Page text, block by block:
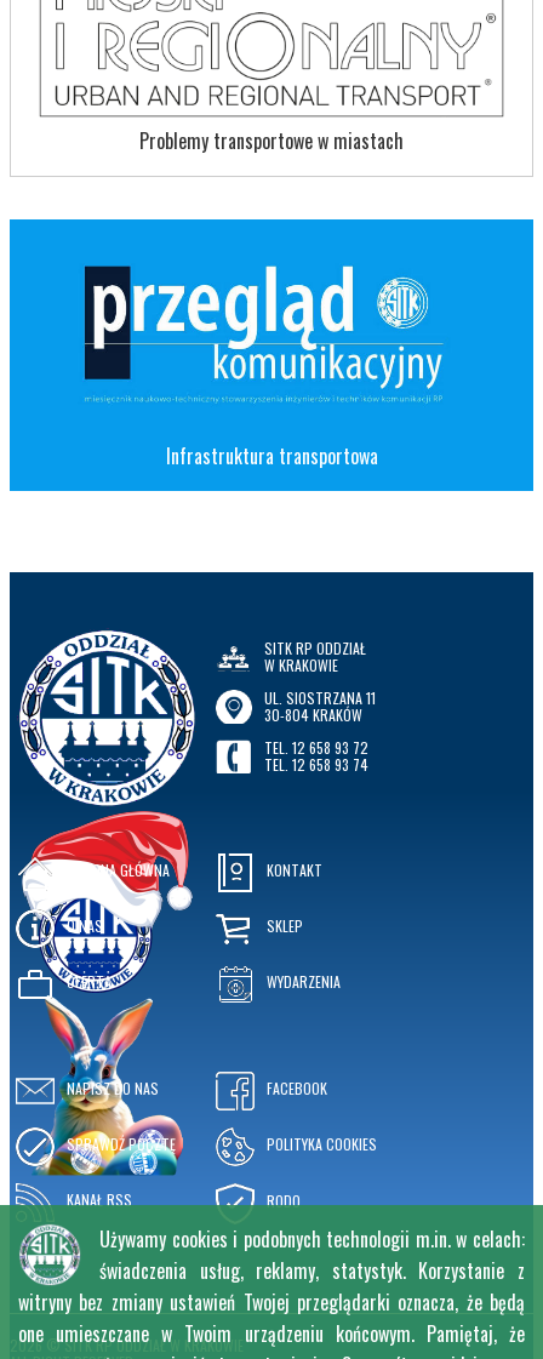
Problemy transportowe w miastach
Infrastruktura transportowa
SITK RP ODDZIAŁ
W KRAKOWIE
UL. SIOSTRZANA 11
30-804 KRAKÓW
TEL. 12 658 93 72
TEL. 12 658 93 74
STRONA GŁÓWNA
O NAS
OFERTA
KONTAKT
SKLEP
WYDARZENIA
NAPISZ DO NAS
SPRAWDŹ POCZTĘ
KANAŁ RSS
FACEBOOK
POLITYKA COOKIES
RODO
2026 © SITK RP ODDZIAŁ W KRAKOWIE
Używamy cookies i podobnych technologii m.in. w celach:
świadczenia usług, reklamy, statystyk. Korzystanie z
witryny bez zmiany ustawień Twojej przeglądarki oznacza, że będą
one umieszczane w Twoim urządzeniu końcowym. Pamiętaj, że